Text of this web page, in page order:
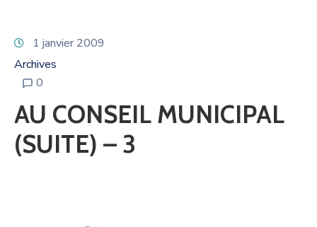
1 janvier 2009
Archives
0
AU CONSEIL MUNICIPAL
(SUITE) – 3